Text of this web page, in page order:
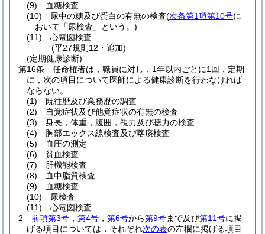
(9)
血糖検査
(10)
尿中の糖及び蛋白の有無の検査(次条第1項第10号に
おいて「尿検査」という。)
(11)
心電図検査
(平27規則12・追加)
(定期健康診断)
第16条
任命権者は，職員に対し，1年以内ごとに1回，定期
に，次の項目について医師による健康診断を行わなければ
ならない。
(1)
既往歴及び業務歴の調査
(2)
自覚症状及び他覚症状の有無の検査
(3)
身長，体重，腹囲，視力及び聴力の検査
(4)
胸部エックス線検査及び喀痰検査
(5)
血圧の測定
(6)
貧血検査
(7)
肝機能検査
(8)
血中脂質検査
(9)
血糖検査
(10)
尿検査
(11)
心電図検査
2
前項第3号 ， 第4号 ， 第6号から第9号まで及び第11号に掲
げる項目については，それぞれ次の表の左欄に掲げる項目